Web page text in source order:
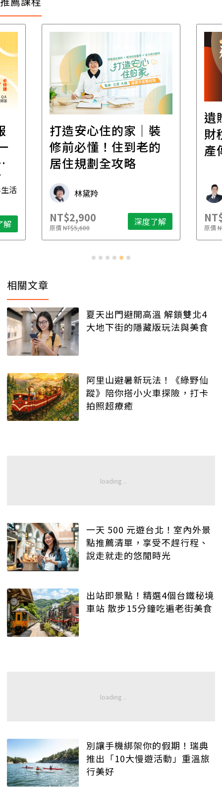
活
解
打造安心住的家｜裝
修前必懂！住到老的
居住規劃全攻略
林黛羚
NT$2,900
原價NT$5,600 深度了解
遺
財
產
原價
相關文章
夏天出門避開高溫 解鎖雙北4
大地下街的隱藏版玩法與美食
阿里山避暑新玩法！《綠野仙
蹤》陪你搭小火車探險，打卡
拍照超療癒
一天 500 元遊台北！室內外景
點推薦清單，享受不趕行程、
說走就走的悠閒時光
出站即景點！精選4個台鐵秘境
車站 散步15分鐘吃遍老街美食
別讓手機綁架你的假期！瑞典
推出「10大慢遊活動」重溫旅
行美好